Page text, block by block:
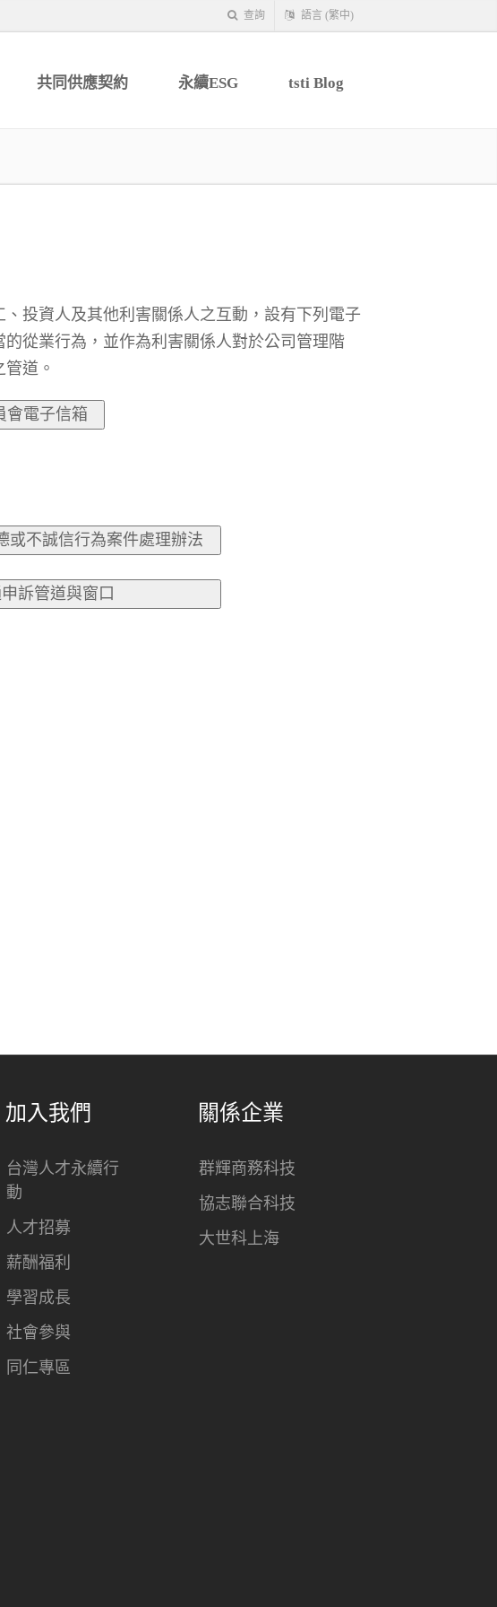
查詢 語言 (繁中)
共同供應契約 永續ESG tsti Blog
投資人及其他利害關係人之互動，設有下列電子
從業行為，並作為利害關係人對於公司管理階
道。
加入我們
台灣人才永續行
動
人才招募
薪酬福利
學習成長
社會參與
同仁專區
關係企業
群輝商務科技
協志聯合科技
大世科上海